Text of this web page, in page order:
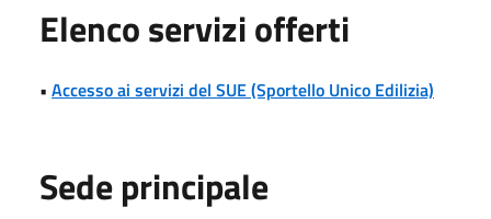
Elenco servizi offerti
• Accesso ai servizi del SUE (Sportello Unico Edilizia)
Sede principale